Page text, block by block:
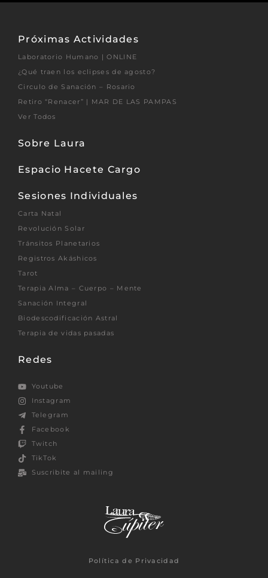
Próximas Actividades
Laboratorio Humano | ONLINE
¿Qué traen los eclipses de agosto?
Circulo de Sanación – Rosario
Retiro “Renacer” | MAR DE LAS PAMPAS
Ver Todos
Sobre Laura
Espacio Hacete Cargo
Sesiones Individuales
Carta Natal
Revolución Solar
Tránsitos Planetarios
Registros Akáshicos
Tarot
Terapia Alma – Cuerpo – Mente
Sanación Integral
Biodescodificación Astral
Terapia de vidas pasadas
Redes
Youtube
Instagram
Telegram
Facebook
Twitch
TikTok
Suscribite al mailing
Política de Privacidad